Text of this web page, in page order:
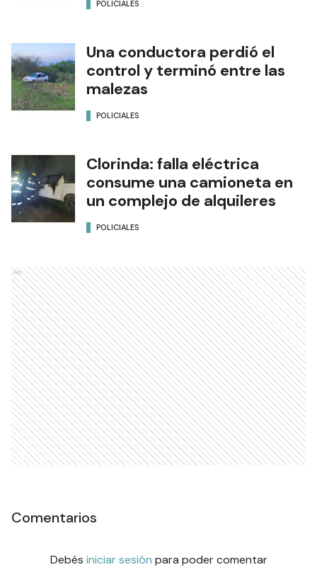
POLICIALES
Una conductora perdió el
control y terminó entre las
malezas
POLICIALES
Clorinda: falla eléctrica
consume una camioneta en
un complejo de alquileres
POLICIALES
Ads
Comentarios
Debés iniciar sesión para poder comentar